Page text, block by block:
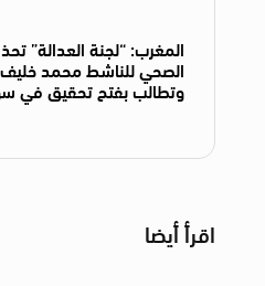
المغرب: “لجنة العدالة”
الصحي للناشط محمد
وتطالب بفتح تحقيق في
اقرأ أيضا